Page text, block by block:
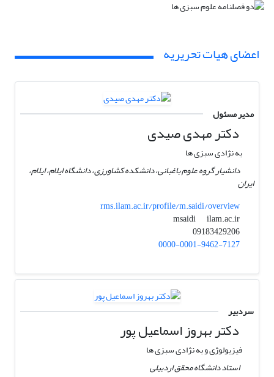
اعضای هیات تحریریه
مدیر مسئول
دکتر مهدی صیدی
به نژادی سبزی ها
دانشیار گروه علوم باغبانی، دانشکده کشاورزی، دانشگاه ایلام، ایلام،
ایران
rms.ilam.ac.ir/profile/m.saidi/overview
msaidi
ilam.ac.ir
09183429206
0000-0001-9462-7127
سردبیر
دکتر بهروز اسماعیل پور
فیزیولوژی و به نژادی سبزی ها
استاد دانشگاه محقق اردبیلی